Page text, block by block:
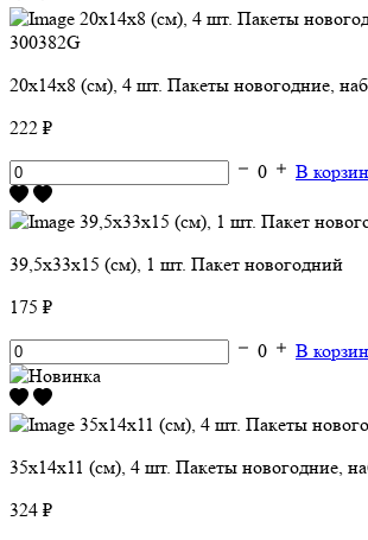
20х14х8 (см), 4 шт. Пакеты новогодние,
222 ₽
0
В
39,5х33х15 (см), 1 шт. Пакет новогодний
175 ₽
0
В
35х14х11 (см), 4 шт. Пакеты новогодние,
324 ₽